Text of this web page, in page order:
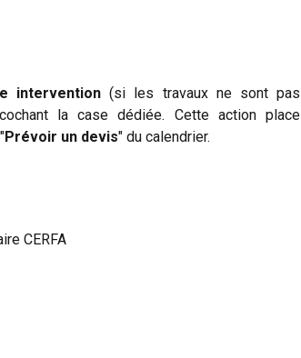
intervention (si les travaux ne sont pas
la case dédiée. Cette action place
Prévoir un devis" du calendrier.
CERFA